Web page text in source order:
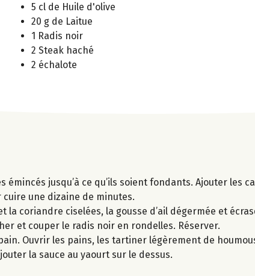
5 cl de Huile d'olive
20 g de Laitue
1 Radis noir
2 Steak haché
2 échalote
émincés jusqu’à ce qu’ils soient fondants. Ajouter les
une dizaine de minutes.
coriandre ciselées, la gousse d’ail dégermée et
et couper le radis noir en rondelles. Réserver.
Ouvrir les pains, les tartiner légèrement de
la sauce au yaourt sur le dessus.